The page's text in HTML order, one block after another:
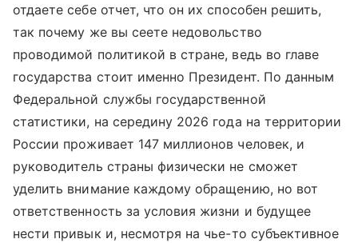
отдаете себе отчет, что он их способен решить,
так почему же вы сеете недовольство
проводимой политикой в стране, ведь во главе
государства стоит именно Президент. По данным
Федеральной службы государственной
статистики, на середину 2026 года на территории
России проживает 147 миллионов человек, и
руководитель страны физически не сможет
уделить внимание каждому обращению, но вот
ответственность за условия жизни и будущее
нести привык и, несмотря на чье-то субъективное